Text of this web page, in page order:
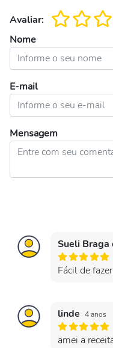
Avaliar:
Nome
E-mail
Mensagem
Sueli Braga
Fácil de
linde 4 anos
amei a